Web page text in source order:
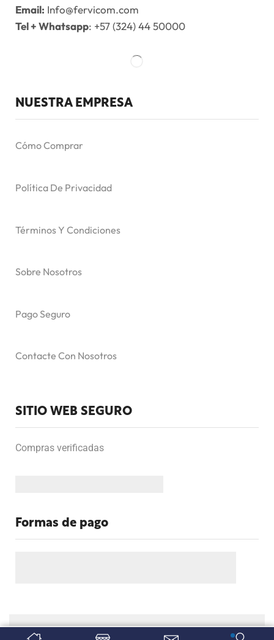
Email: Info@fervicom.com
Tel + Whatsapp: +57 (324) 44 50000
NUESTRA EMPRESA
Cómo Comprar
Política De Privacidad
Términos Y Condiciones
Sobre Nosotros
Pago Seguro
Contacte Con Nosotros
SITIO WEB SEGURO
Compras verificadas
Formas de pago
Copyright Fervicom.com. Todos los derechos reservados.